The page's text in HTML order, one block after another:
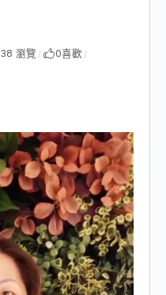
瀏覽 / 0喜歡 /